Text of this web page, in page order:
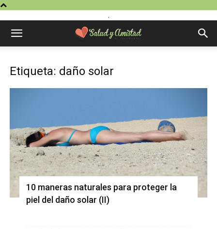
.
Etiqueta: daño solar
10 maneras naturales para proteger la
piel del daño solar (II)